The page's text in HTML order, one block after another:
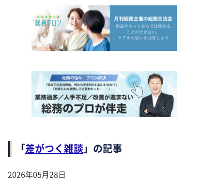
「差がつく雑談」の記事
2026年05月28日